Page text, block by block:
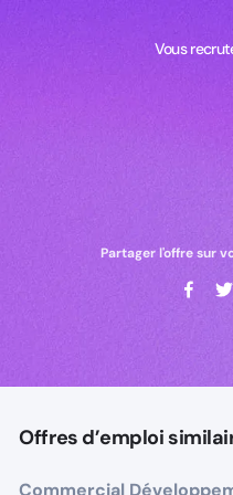
Vous
Vous recrutez ?
Partager l'offre sur
Offres d’emploi
Commercial